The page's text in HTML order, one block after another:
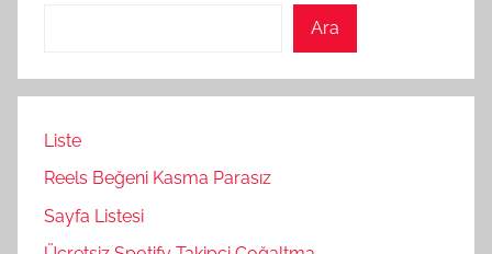
Ara
Liste
Reels Beğeni Kasma Parasız
Sayfa Listesi